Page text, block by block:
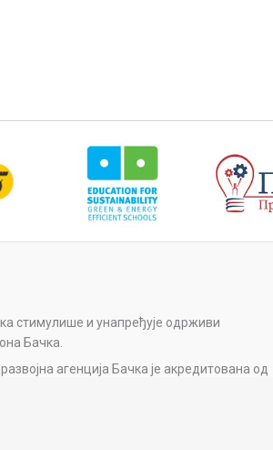
стимулише и унапређује одрживи
Бачка.
агенција Бачка је акредитована од